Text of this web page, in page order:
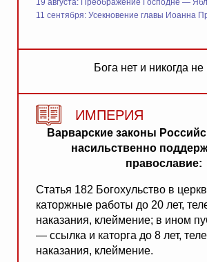
19 августа: Преображение Господне —
11 сентября: Усекновение главы Иоанна
Бога нет и никогда
ИМПЕРИЯ
Варварские законы
насильственно
православие:
Статья 182 Богохульство в
каторжные работы до 20 лет,
наказания, клеймение; в ином
— ссылка и каторга до 8 лет,
наказания, клеймение.